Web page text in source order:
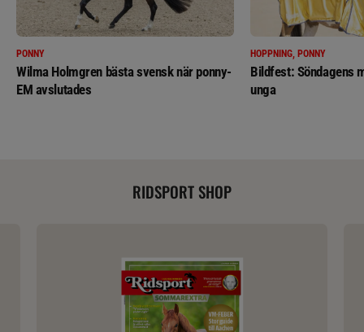
PONNY
Wilma Holmgren bästa svensk när ponny-
EM avslutades
HOPPNING, PONNY
Bildfest: Söndagens
unga
RIDSPORT SHOP